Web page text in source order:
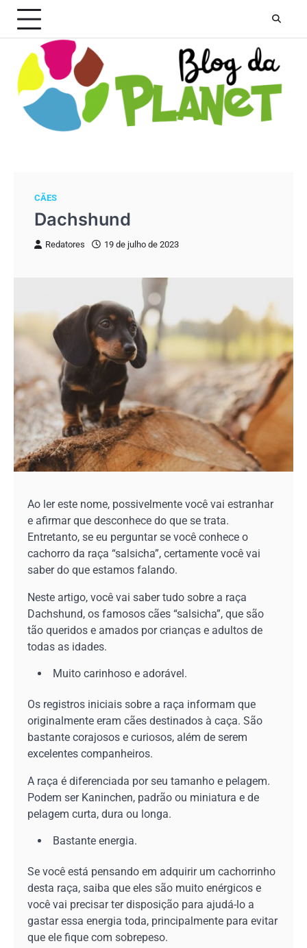
Skip
content
CÃES
Dachshund
Redatores 19 de julho de 2023
Ao ler este nome, possivelmente você vai estranhar
e afirmar que desconhece do que se trata.
Entretanto, se eu perguntar se você conhece o
cachorro da raça “salsicha”, certamente você vai
saber do que estamos falando.
Neste artigo, você vai saber tudo sobre a raça
Dachshund, os famosos cães “salsicha”, que são
tão queridos e amados por crianças e adultos de
todas as idades.
Muito carinhoso e adorável.
Os registros iniciais sobre a raça informam que
originalmente eram cães destinados à caça. São
bastante corajosos e curiosos, além de serem
excelentes companheiros.
A raça é diferenciada por seu tamanho e pelagem.
Podem ser Kaninchen, padrão ou miniatura e de
pelagem curta, dura ou longa.
Bastante energia.
Se você está pensando em adquirir um cachorrinho
desta raça, saiba que eles são muito enérgicos e
você vai precisar ter disposição para ajudá-lo a
gastar essa energia toda, principalmente para evitar
que ele fique com sobrepeso.